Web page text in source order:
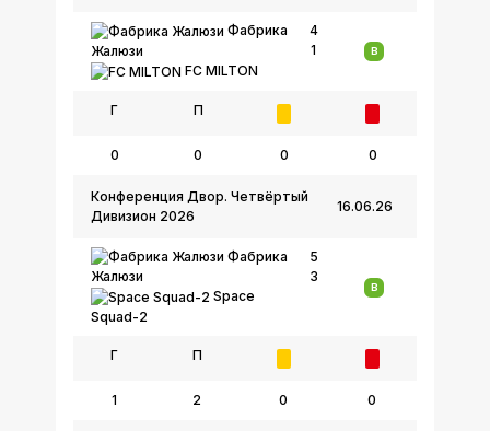
Фабрика
Жалюзи
FC MILTON
4
1
В
Г П
0 0 0 0
16.06.26
Конференция Двор. Четвёртый
Дивизион 2026
Фабрика
Жалюзи
Space
Squad-2
5
3
В
Г П
1 2 0 0